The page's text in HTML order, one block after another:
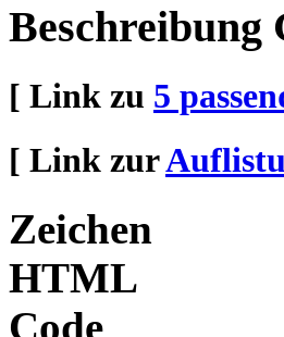
Beschreibung
[ Link zu 5
[ Link zur
Zeichen
HTML
Code